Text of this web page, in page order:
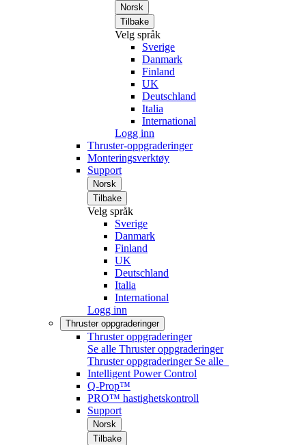
Norsk
Tilbake
Velg språk
Sverige
Danmark
Finland
UK
Deutschland
Italia
International
Logg inn
Thruster-oppgraderinger
Monteringsverktøy
Support
Norsk
Tilbake
Velg språk
Sverige
Danmark
Finland
UK
Deutschland
Italia
International
Logg inn
Thruster oppgraderinger
Thruster oppgraderinger
Se alle Thruster oppgraderinger
Thruster oppgraderinger Se alle
Intelligent Power Control
Q-Prop™
PRO™ hastighetskontroll
Support
Norsk
Tilbake